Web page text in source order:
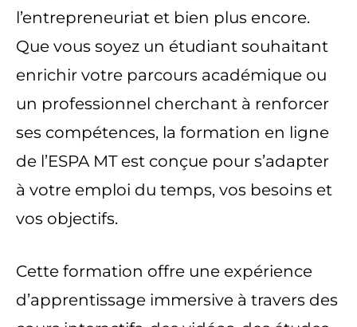
l’entrepreneuriat et bien plus encore.
Que vous soyez un étudiant souhaitant
enrichir votre parcours académique ou
un professionnel cherchant à renforcer
ses compétences, la formation en ligne
de l’ESPA MT est conçue pour s’adapter
à votre emploi du temps, vos besoins et
vos objectifs.
Cette formation offre une expérience
d’apprentissage immersive à travers des